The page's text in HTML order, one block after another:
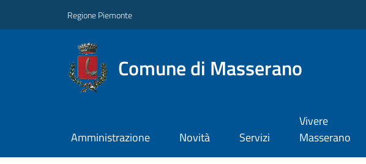
Regione Piemonte
Comune di Masserano
Amministrazione Novità Servizi
Vivere
Masserano